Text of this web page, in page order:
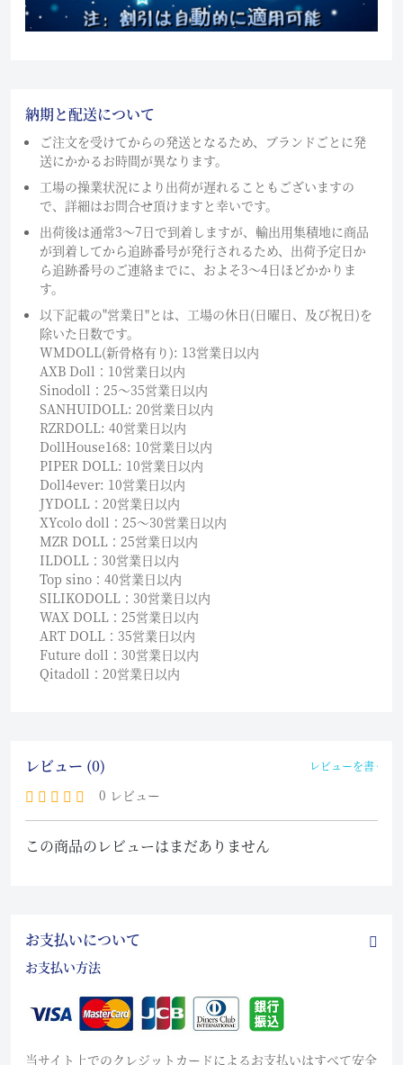
納期と配送について
ご注文を受けてからの発送となるため、ブランドごとに発
送にかかるお時間が異なります。
工場の操業状況により出荷が遅れることもございますの
で、詳細はお問合せ頂けますと幸いです。
出荷後は通常3～7日で到着しますが、輸出用集積地に商品
が到着してから追跡番号が発行されるため、出荷予定日か
ら追跡番号のご連絡までに、およそ3〜4日ほどかかりま
す。
以下記載の"営業日"とは、工場の休日(日曜日、及び祝日)を
除いた日数です。
WMDOLL(新骨格有り): 13営業日以内
AXB Doll：10営業日以内
Sinodoll：25〜35営業日以内
SANHUIDOLL: 20営業日以内
RZRDOLL: 40営業日以内
DollHouse168: 10営業日以内
PIPER DOLL: 10営業日以内
Doll4ever: 10営業日以内
JYDOLL：20営業日以内
XYcolo doll：25〜30営業日以内
MZR DOLL：25営業日以内
ILDOLL：30営業日以内
Top sino：40営業日以内
SILIKODOLL：30営業日以内
WAX DOLL：25営業日以内
ART DOLL：35営業日以内
Future doll：30営業日以内
Qitadoll：20営業日以内
レビュー (0) レビューを書く
0 レビュー
この商品のレビューはまだありません
お支払いについて
お支払い方法
当サイト上でのクレジットカードによるお支払いはすべて安全